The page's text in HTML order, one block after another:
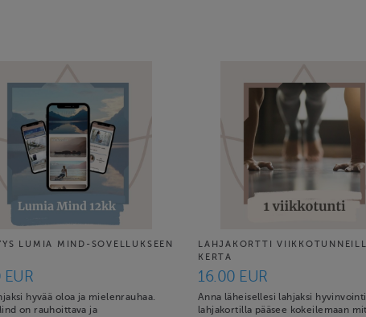
LUMIA MIND-SOVELLUKSEEN
hyvää oloa ja mielenrauhaa.
on rauhoittava ja
LAHJAKORTTI
KERTA
16.00 EUR
Anna läheisellesi lahjaksi
lahjakortilla pääsee kokeilemaan